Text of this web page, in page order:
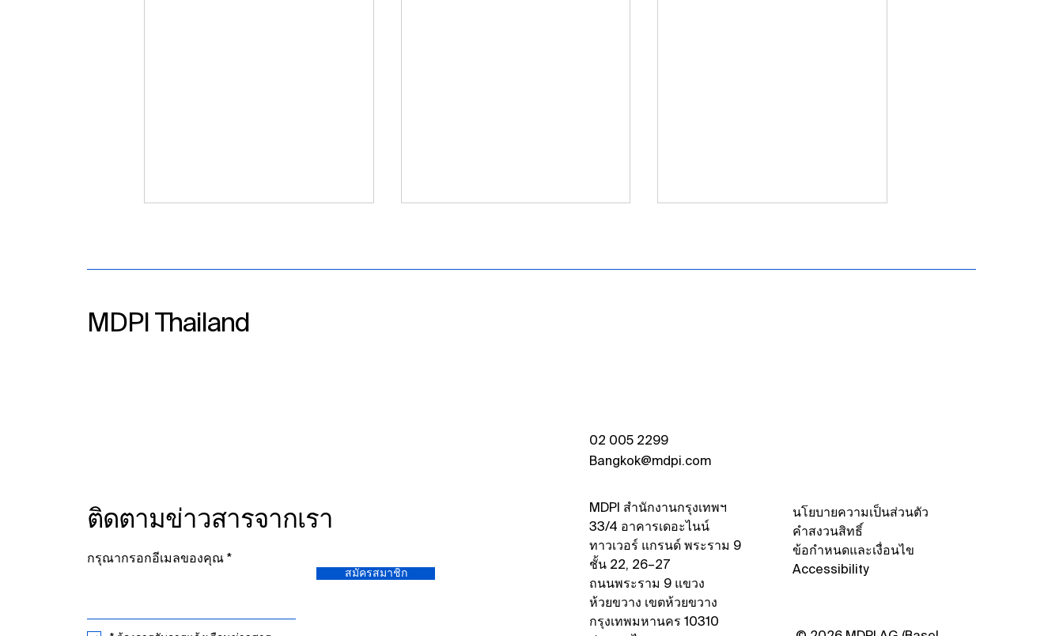
MDPI Thailand
ติดตามข่าวสารจากเรา
กรุณากรอกอีเมลของคุณ
สมัครสมาชิก
02 005 2299
Bangkok@mdpi.com
MDPI สำนักงานกรุงเทพฯ
33/4 อาคารเดอะไนน์
ทาวเวอร์ แกรนด์ พระราม 9
ชั้น 22, 26–27
ถนนพระราม 9 แขวง
ห้วยขวาง เขตห้วยขวาง
กรุงเทพมหานคร 10310
นโยบายความเป็นส่วนตัว
คำสงวนสิทธิ์
ข้อกำหนดและเงื่อนไข
Accessibility